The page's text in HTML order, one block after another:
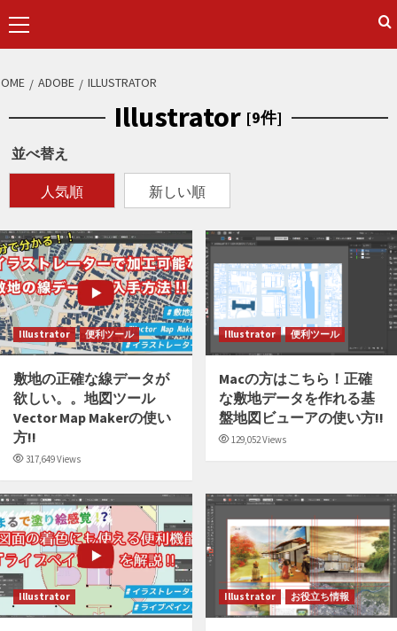
o
n
t
e
n
t
Menu
ADOBE ILLUSTRATOR
Illustrator [9件]
並べ替え
人気順 新しい順
Illustrator 便利ツール
敷地の正確な線データが
欲しい。。地図ツール
Vector Map Makerの使い
方!!
317,649 Views
Illustrator 便利ツール
Macの方はこちら！正確
な敷地データを作れる基
盤地図ビューアの使い方!!
129,052 Views
Illustrator Illustrator お役立ち情報